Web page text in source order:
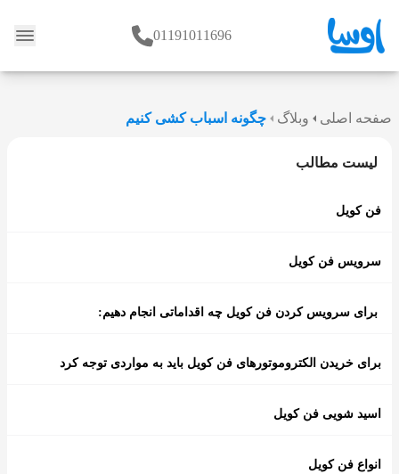
وبلاگ 01191011696
صفحه اصلی وبلاگ چگونه اسباب کشی کنیم
لیست مطالب
فن کویل
سرویس فن کویل
برای سرویس کردن فن کویل چه اقداماتی انجام دهیم:
برای خریدن الکتروموتورهای فن کویل باید به مواردی توجه کرد
اسید شویی فن کویل
انواع فن کویل